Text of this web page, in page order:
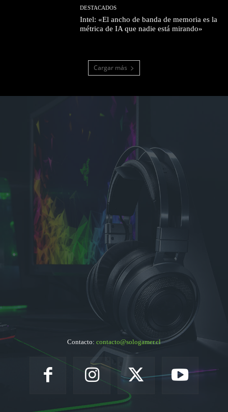
DESTACADOS
Intel: «El ancho de banda de memoria es la
métrica de IA que nadie está mirando»
Cargar más
Contacto: contacto@sologamer.cl